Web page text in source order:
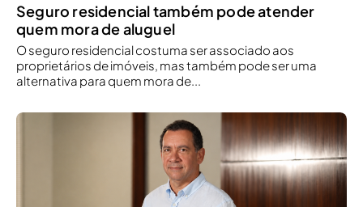
Seguro residencial também pode atender
quem mora de aluguel
O seguro residencial costuma ser associado aos
proprietários de imóveis, mas também pode ser uma
alternativa para quem mora de...